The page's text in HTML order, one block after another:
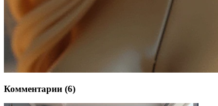
Комментарии (6)